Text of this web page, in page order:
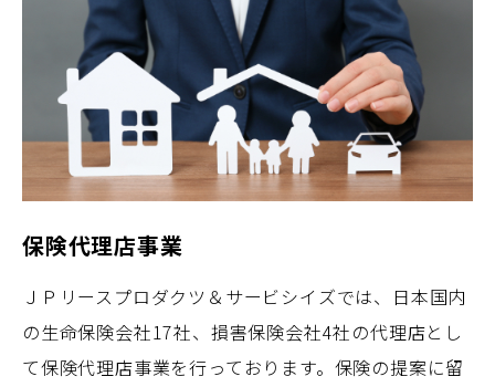
保険代理店事業
ＪＰリースプロダクツ＆サービシイズでは、日本国内
の生命保険会社17社、損害保険会社4社の代理店とし
て保険代理店事業を行っております。保険の提案に留